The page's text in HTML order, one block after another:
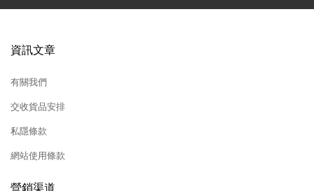
資訊文章
有關我們
交收貨品安排
私隱條款
網站使用條款
營銷渠道